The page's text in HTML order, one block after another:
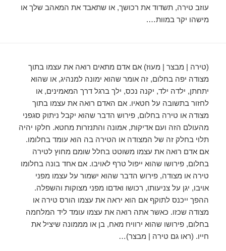
עוזב טירה, תשדוד את רכושך, או שתאבד את המאהב שלך או
מישהו יקר במוות….
(טירה | מבצר | מעוז) אם אדם מתאים רואה את עצמו בתוך
מצודה יפה בחלום, זה אומר שהוא ימונה למנהיג, או שהוא
יתחתן, ילדה ילד, יקנה נכס, ילך ברגל דרך המאמינים, או
לחזור בתשובה על חטאיו. אם האדם רואה את עצמו בתוך
מצודה או טירה בחלום, פירוש הדבר שהוא יקבל ניתוק סגפני
מהעולם הזה ועם אדיקות, אמונה והתנזרות מחטא. חלקו יהיה
תלוי בחלק זה של המצודה או הטירה בה הוא עומד בחלומו.
אם אדם רואה את עצמו משוטט בחלל שומם מחוץ לטירה
בחלום, פירושו שהוא ייפול טרף לאויבו. אם אחד בונה בחלומו
טירה או מצודה, פירוש הדבר שהוא ישמור על עצמו מפני
אויבו, יגן על צניעותו, רכושו ואדםו מפני מצוקות והשפלה.
ההפך ייכנס לתוקף אם הוא יראה את עצמו הורס טירה או
מצודה שכזו. כאשר אתה רואה את עצמו עומד ליד המלחמה
בחלום, פירושו שהוא ירוויח מאח, בן או מממונה שיציל את
חייו. (ראו גם טירה | מבצר)…